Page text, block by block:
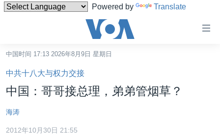
Powered by Translate
碍
链
接
转
内
台湾
港澳
中国时间 17:13 2026年8月9日 星期日
中共十八大与权力交接
中国：哥哥接总理，弟弟管烟草？
海涛
2012年10月30日 21:55